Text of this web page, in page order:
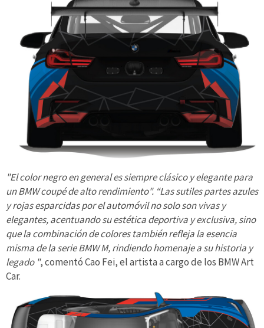
"El color negro en general es siempre clásico y elegante para
un BMW coupé de alto rendimiento". “Las sutiles partes azules
y rojas esparcidas por el automóvil no solo son vivas y
elegantes, acentuando su estética deportiva y exclusiva, sino
que la combinación de colores también refleja la esencia
misma de la serie BMW M, rindiendo homenaje a su historia y
legado ", comentó Cao Fei, el artista a cargo de los BMW Art
Car.